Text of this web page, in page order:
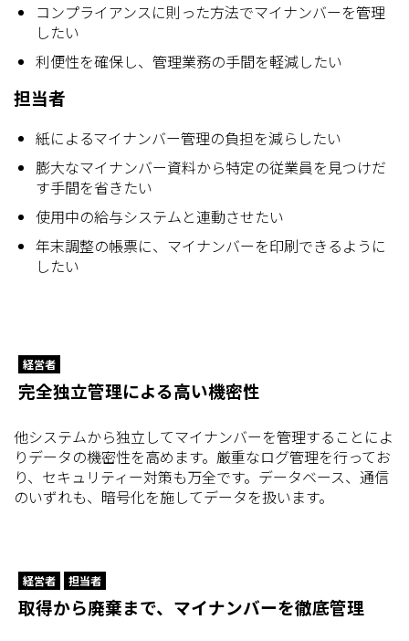
コンプライアンスに則った方法でマイナンバーを管理
したい
利便性を確保し、管理業務の手間を軽減したい
担当者
紙によるマイナンバー管理の負担を減らしたい
膨大なマイナンバー資料から特定の従業員を見つけだ
す手間を省きたい
使用中の給与システムと連動させたい
年末調整の帳票に、マイナンバーを印刷できるように
したい
経営者
完全独立管理による高い機密性
他システムから独立してマイナンバーを管理することによ
りデータの機密性を高めます。厳重なログ管理を行ってお
り、セキュリティー対策も万全です。データベース、通信
のいずれも、暗号化を施してデータを扱います。
経営者 担当者
取得から廃棄まで、マイナンバーを徹底管理